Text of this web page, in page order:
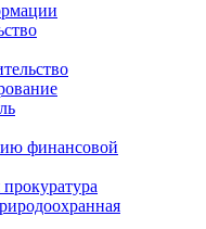
финансовой